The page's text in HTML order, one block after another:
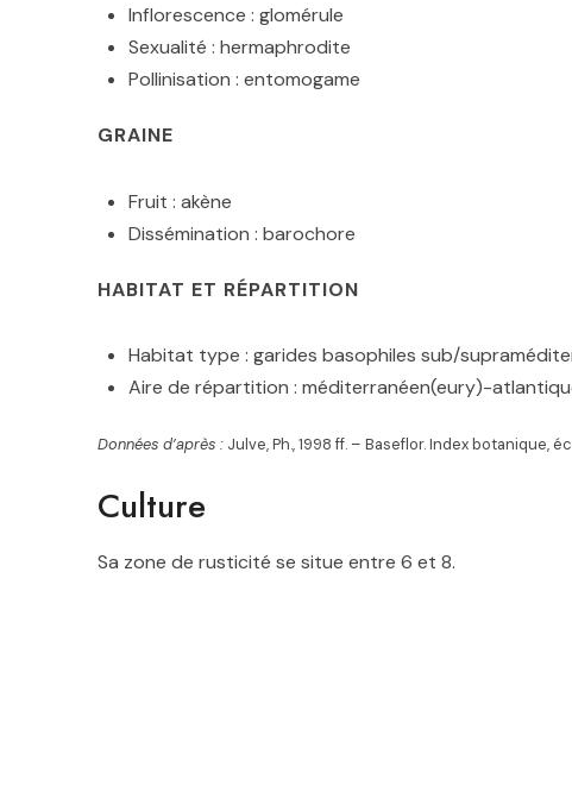
Inflorescence : glomérule
Sexualité : hermaphrodite
Pollinisation : entomogame
GRAINE
Fruit : akène
Dissémination : barochore
HABITAT ET RÉPARTITION
Habitat type : garides basophiles sub/
Aire de répartition : méditerranéen(eury)-
Données d’après : Julve, Ph., 1998 ff. – Baseflor. Index
Culture
Sa zone de rusticité se situe entre 6 et 8.